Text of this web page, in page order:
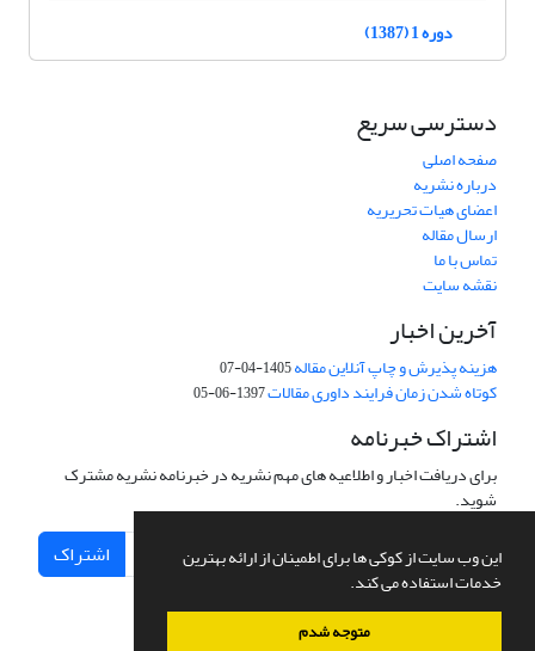
این وب سایت از کوکی ها برای اطمینان از ارائه بهترین
خدمات استفاده می کند.
متوجه شدم
دوره 1 (1387)
دسترسی سریع
صفحه اصلی
درباره نشریه
اعضای هیات تحریریه
ارسال مقاله
تماس با ما
نقشه سایت
آخرین اخبار
هزینه پذیرش و چاپ آنلاین مقاله1405-04-07
کوتاه شدن زمان فرایند داوری مقالات1397-06-05
اشتراک خبرنامه
برای دریافت اخبار و اطلاعیه های مهم نشریه در خبرنامه نشریه مشترک
شوید.
اشتراک